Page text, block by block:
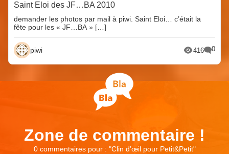
Saint Eloi des JF…BA 2010
demander les photos par mail à piwi. Saint Eloi… c’était la
fête pour les « JF…BA » […]
piwi 416 0
Zone de commentaire !
0 commentaires pour : "Clin d’œil pour Petit&Petit"